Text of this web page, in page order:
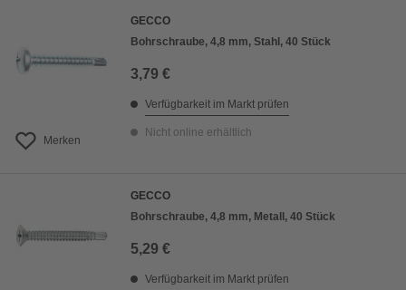
Merken
GECCO
Bohrschraube, 4,8 mm, Stahl, 40 Stück
3,79 €
Verfügbarkeit im Markt prüfen
Nicht online erhältlich
GECCO
Bohrschraube, 4,8 mm, Metall, 40 Stück
5,29 €
Verfügbarkeit im Markt prüfen